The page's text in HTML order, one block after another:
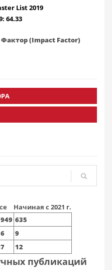
List 2019
64.33
(Impact Factor)
Начиная с 2021 г.
635
9
12
публикаций